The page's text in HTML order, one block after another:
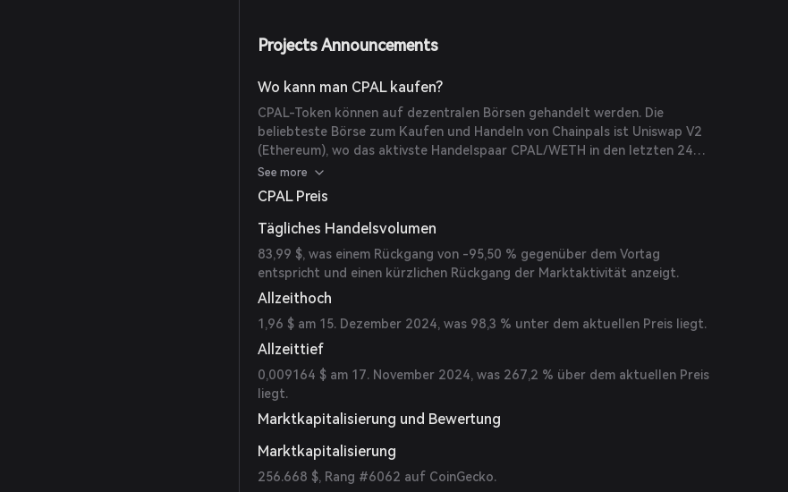
Projects Announcements
Wo kann man CPAL kaufen?
CPAL-Token können auf dezentralen Börsen gehandelt werden. Die
beliebteste Börse zum Kaufen und Handeln von Chainpals ist Uniswap V2
(Ethereum), wo das aktivste Handelspaar CPAL/WETH in den letzten 24
Stunden ein Handelsvolumen von 83,99 $ aufweist.
See more
CPAL Preis
Tägliches Handelsvolumen
83,99 $, was einem Rückgang von -95,50 % gegenüber dem Vortag
entspricht und einen kürzlichen Rückgang der Marktaktivität anzeigt.
Allzeithoch
1,96 $ am 15. Dezember 2024, was 98,3 % unter dem aktuellen Preis liegt.
Allzeittief
0,009164 $ am 17. November 2024, was 267,2 % über dem aktuellen Preis
liegt.
Marktkapitalisierung und Bewertung
Marktkapitalisierung
256.668 $, Rang #6062 auf CoinGecko.